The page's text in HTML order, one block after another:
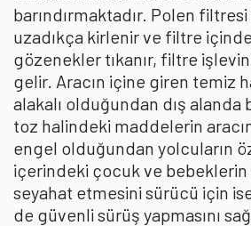
barındırmaktadır. Polen
uzadıkça kirlenir ve filtre
gözenekler tıkanır, filtre
gelir. Aracın içine giren temiz
alakalı olduğundan dış alanda
toz halindeki maddelerin
engel olduğundan yolcuların
içerindeki çocuk ve bebeklerin
seyahat etmesini sürücü için
de güvenli sürüş yapmasını